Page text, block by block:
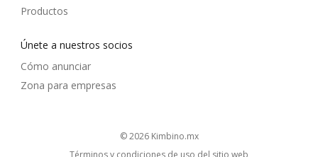
Productos
Únete a nuestros socios
Cómo anunciar
Zona para empresas
© 2026 kimbino.mx